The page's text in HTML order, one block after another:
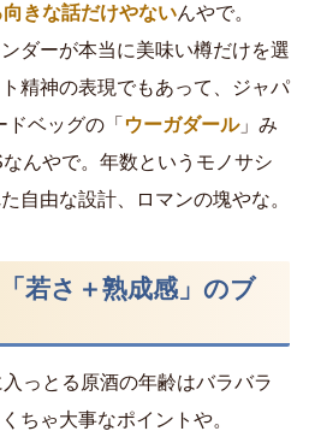
きな話だけやないんやで。
ダーが本当に美味い樽だけを選
精神の表現でもあって、ジャパ
ドベッグの「 ウーガダール」み
んやで。年数というモノサシ
自由な設計、ロマンの塊やな。
若さ＋熟成感」のブ
っとる原酒の年齢はバラバラ
ちゃ大事なポイントや。